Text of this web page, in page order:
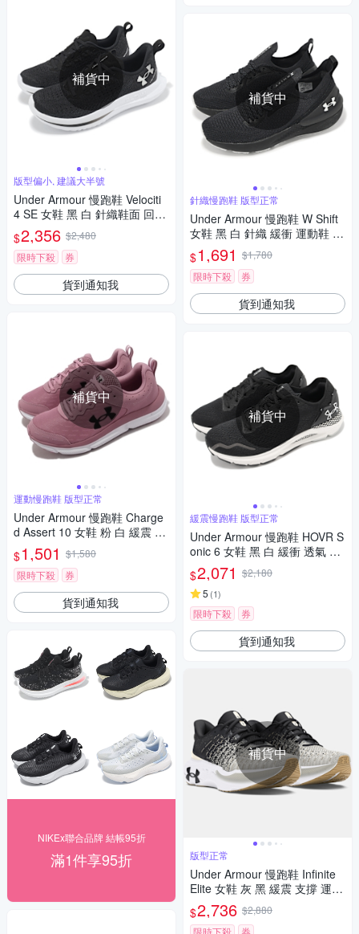
補貨中
版型偏小, 建議大半號
Under Armour 慢跑鞋 Velociti
4 SE 女鞋 黑 白 針織鞋面 回彈
運動鞋 UA 3027586001
$2,356 $2,480
限時下殺
券
貨到通知我
補貨中
運動慢跑鞋 版型正常
Under Armour 慢跑鞋 Charge
d Assert 10 女鞋 粉 白 緩震 回
彈 運動鞋 路跑 UA 302617960
0
$1,501 $1,580
限時下殺
券
貨到通知我
NIKEx聯合品牌 結帳95折
滿1件享95折
補貨中
針織慢跑鞋 版型正常
Under Armour 慢跑鞋 W Shift
女鞋 黑 白 針織 緩衝 運動鞋 U
A 3027777004
$1,691 $1,780
限時下殺
券
貨到通知我
補貨中
緩震慢跑鞋 版型正常
Under Armour 慢跑鞋 HOVR S
onic 6 女鞋 黑 白 緩衝 透氣 反
光 路跑 運動鞋 UA 302612800
3
$2,071 $2,180
5 (1)
限時下殺 券
貨到通知我
補貨中
版型正常
Under Armour 慢跑鞋 Infinite
Elite 女鞋 灰 黑 緩震 支撐 運動
鞋 UA 3027199104
$2,736 $2,880